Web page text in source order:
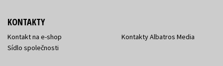
KONTAKTY
Kontakt na e-shop
Sídlo společnosti
Kontakty Albatros Media